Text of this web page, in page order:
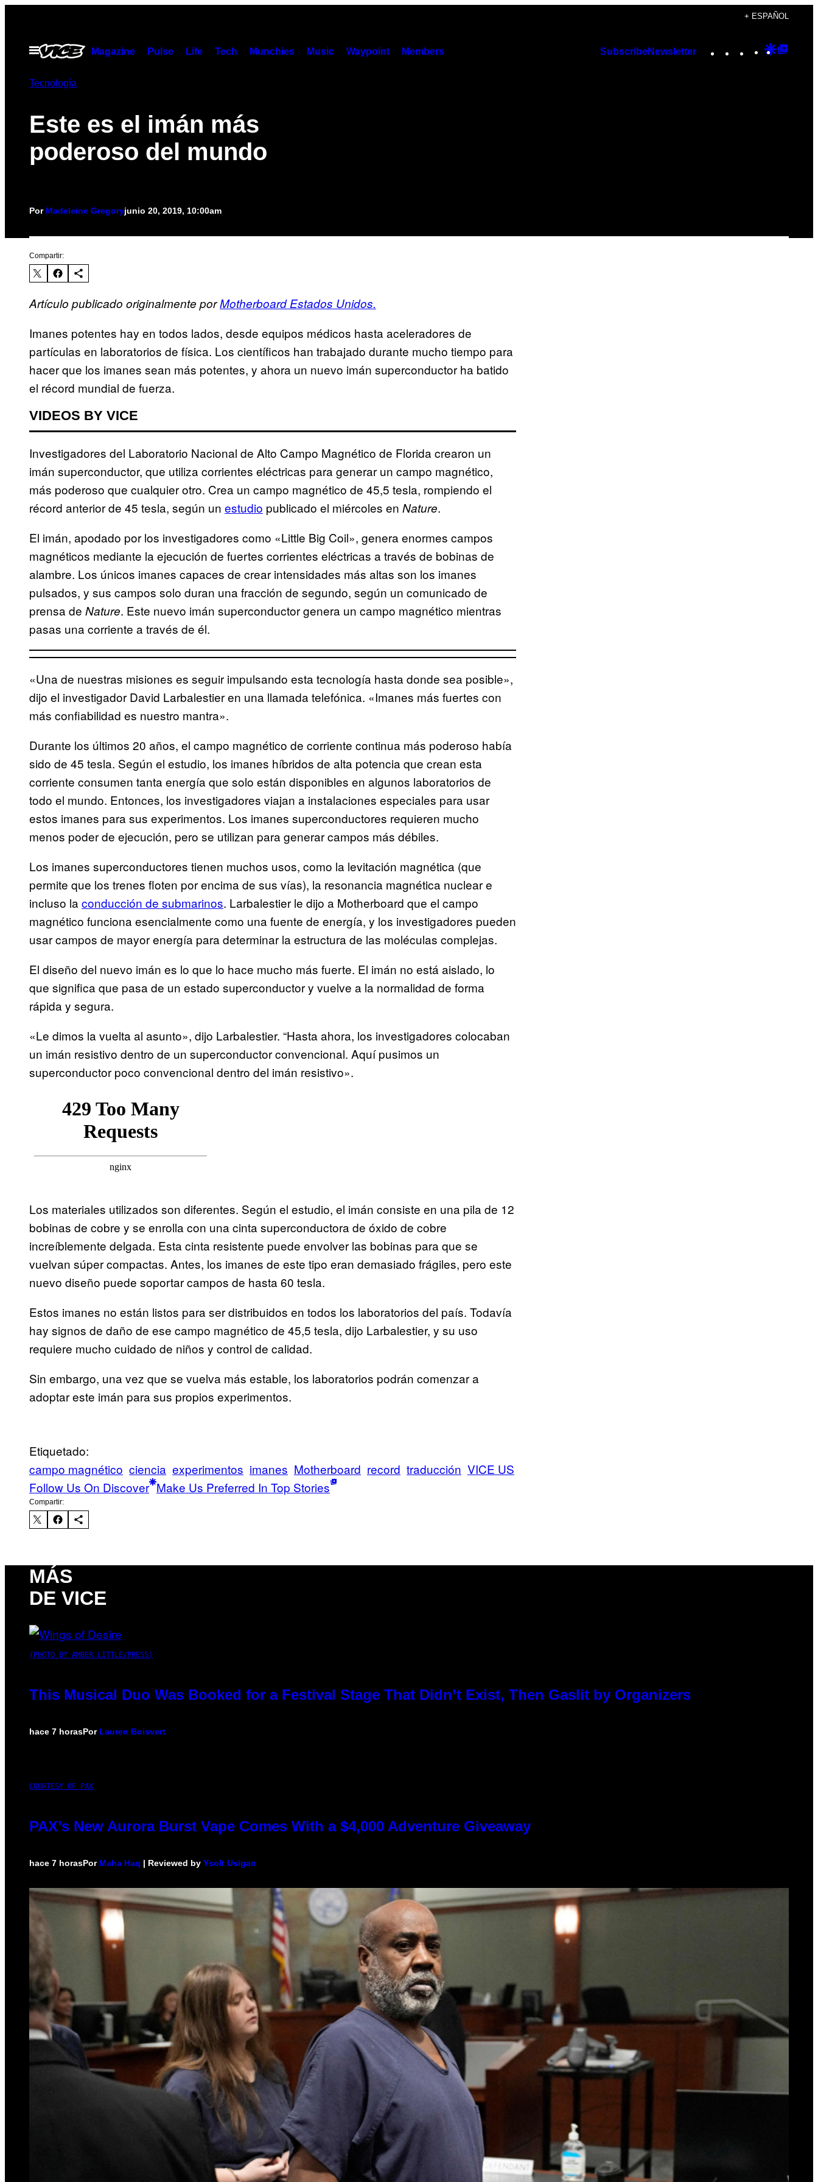
contenido
+ ESPAÑOL
Abrir
Menú
Magazine Pulse Life Tech Munchies Music Waypoint Members SubscribeNewsletter Instagram
TikTok
YouTube
Google
Tecnología
Este es el imán más
poderoso del mundo
Por Madeleine Gregoryjunio 20, 2019, 10:00am
Compartir:
Artículo publicado originalmente porMotherboard Estados Unidos.
Imanes potentes hay en todos lados, desde equipos médicos hasta aceleradores de
partículas en laboratorios de física. Los científicos han trabajado durante mucho tiempo para
hacer que los imanes sean más potentes, y ahora un nuevo imán superconductor ha batido
el récord mundial de fuerza.
VIDEOS BY VICE
Investigadores del Laboratorio Nacional de Alto Campo Magnético de Florida crearon un
imán superconductor, que utiliza corrientes eléctricas para generar un campo magnético,
más poderoso que cualquier otro. Crea un campo magnético de 45,5 tesla, rompiendo el
récord anterior de 45 tesla, según un estudio publicado el miércoles en Nature.
El imán, apodado por los investigadores como «Little Big Coil», genera enormes campos
magnéticos mediante la ejecución de fuertes corrientes eléctricas a través de bobinas de
alambre. Los únicos imanes capaces de crear intensidades más altas son los imanes
pulsados, y sus campos solo duran una fracción de segundo, según un comunicado de
prensa de Nature. Este nuevo imán superconductor genera un campo magnético mientras
pasas una corriente a través de él.
«Una de nuestras misiones es seguir impulsando esta tecnología hasta donde sea posible»,
dijo el investigador David Larbalestier en una llamada telefónica. «Imanes más fuertes con
más confiabilidad es nuestro mantra».
Durante los últimos 20 años, el campo magnético de corriente continua más poderoso había
sido de 45 tesla. Según el estudio, los imanes híbridos de alta potencia que crean esta
corriente consumen tanta energía que solo están disponibles en algunos laboratorios de
todo el mundo. Entonces, los investigadores viajan a instalaciones especiales para usar
estos imanes para sus experimentos. Los imanes superconductores requieren mucho
menos poder de ejecución, pero se utilizan para generar campos más débiles.
Los imanes superconductores tienen muchos usos, como la levitación magnética (que
permite que los trenes floten por encima de sus vías), la resonancia magnética nuclear e
incluso la conducción de submarinos. Larbalestier le dijo a Motherboard que el campo
magnético funciona esencialmente como una fuente de energía, y los investigadores pueden
usar campos de mayor energía para determinar la estructura de las moléculas complejas.
El diseño del nuevo imán es lo que lo hace mucho más fuerte. El imán no está aislado, lo
que significa que pasa de un estado superconductor y vuelve a la normalidad de forma
rápida y segura.
«Le dimos la vuelta al asunto», dijo Larbalestier. “Hasta ahora, los investigadores colocaban
un imán resistivo dentro de un superconductor convencional. Aquí pusimos un
superconductor poco convencional dentro del imán resistivo».
Los materiales utilizados son diferentes. Según el estudio, el imán consiste en una pila de 12
bobinas de cobre y se enrolla con una cinta superconductora de óxido de cobre
increíblemente delgada. Esta cinta resistente puede envolver las bobinas para que se
vuelvan súper compactas. Antes, los imanes de este tipo eran demasiado frágiles, pero este
nuevo diseño puede soportar campos de hasta 60 tesla.
Estos imanes no están listos para ser distribuidos en todos los laboratorios del país. Todavía
hay signos de daño de ese campo magnético de 45,5 tesla, dijo Larbalestier, y su uso
requiere mucho cuidado de niños y control de calidad.
Sin embargo, una vez que se vuelva más estable, los laboratorios podrán comenzar a
adoptar este imán para sus propios experimentos.
Etiquetado:
campo magnético ciencia experimentos imanes Motherboard record traducción VICE US
Follow Us On Discover Make Us Preferred In Top Stories
Compartir:
MÁS
DE VICE
(PHOTO BY AMBER LITTLE/PRESS)
This Musical Duo Was Booked for a Festival Stage That Didn’t Exist, Then Gaslit by Organizers
hace 7 horasPor Lauren Boisvert
COURTESY OF PAX
PAX’s New Aurora Burst Vape Comes With a $4,000 Adventure Giveaway
hace 7 horasPor Maha Haq | Reviewed by Ysolt Usigan